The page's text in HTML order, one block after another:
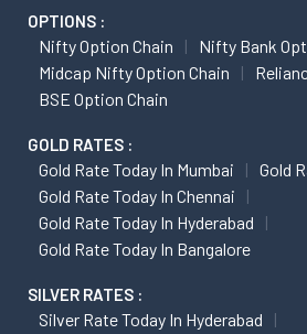
OPTIONS :
Nifty Option Chain
Nifty Bank
Midcap Nifty Option Chain
BSE Option Chain
GOLD RATES :
Gold Rate Today In Mumbai
Gold
Gold Rate Today In Chennai
Gold Rate Today In Hyderabad
Gold Rate Today In Bangalore
SILVER RATES :
Silver Rate Today In Hyderabad